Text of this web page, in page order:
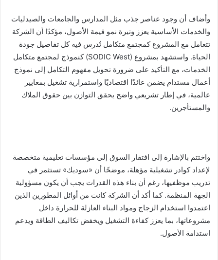
وأضاف أن وجود عناصر جذب مثل المدارس والجامعات والصيدليات
والخدمات الأساسية يعزز وتيرة نمو قيمة الأصول، مؤكدًا أن الشركة
تتعامل مع المشروع كمجتمع متكامل تُدرس فيه كل تفاصيل جودة
الحياة. واستشهد بمشروع (SODIC West) كنموذج لمجتمع متكامل
الخدمات، مع التأكيد على ضرورة تحويل مفهوم التكامل إلى نموذج
أعمال مستدام يضمن عائدًا اقتصاديًا واستمرارية تشغيل بمعايير
عالمية، في إطار تشريعي واضح يحقق التوازن بين حقوق الملاك
والمستأجرين.
واختتم بالإشارة إلى افتقار السوق إلى مؤسسات تعليمية متخصصة
لإعداد كوادر تشغيلية مؤهلة، موضحًا أن «سوديك» تستثمر في
تدريب موظفيها، رغم أن بناء هذه القدرات يجب أن يكون مسؤولية
الجهة المنظمة. كما أكد أن الشركة كانت من أوائل المطورين الذين
اعتمدوا استخدام الزجاج ومواد البناء العازلة للحرارة داخل
مشروعاتها، بما يعزز كفاءة التشغيل ويخفض تكاليف الطاقة ويدعم
استدامة الأصول.